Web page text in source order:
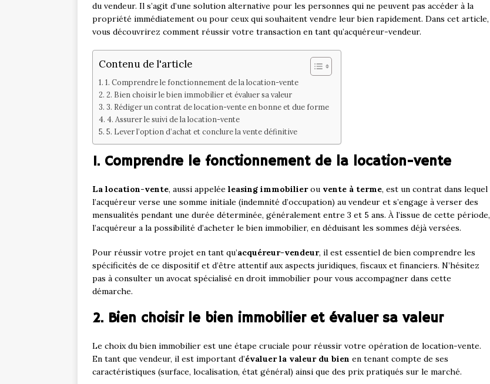
du vendeur. Il s’agit d’une solution alternative pour les personnes qui ne peuvent pas accéder à la
propriété immédiatement ou pour ceux qui souhaitent vendre leur bien rapidement. Dans cet article,
vous découvrirez comment réussir votre transaction en tant qu’acquéreur-vendeur.
Contenu de l'article
1. Comprendre le fonctionnement de la location-vente
2. Bien choisir le bien immobilier et évaluer sa valeur
3. Rédiger un contrat de location-vente en bonne et due forme
4. Assurer le suivi de la location-vente
5. Lever l’option d’achat et conclure la vente définitive
1. Comprendre le fonctionnement de la location-vente
La location-vente, aussi appelée leasing immobilierou vente à terme, est un contrat dans lequel
l’acquéreur verse une somme initiale (indemnité d’occupation) au vendeur et s’engage à verser des
mensualités pendant une durée déterminée, généralement entre 3 et 5 ans. À l’issue de cette période,
l’acquéreur a la possibilité d’acheter le bien immobilier, en déduisant les sommes déjà versées.
Pour réussir votre projet en tant qu’acquéreur-vendeur, il est essentiel de bien comprendre les
spécificités de ce dispositif et d’être attentif aux aspects juridiques, fiscaux et financiers. N’hésitez
pas à consulter un avocat spécialisé en droit immobilier pour vous accompagner dans cette
démarche.
2. Bien choisir le bien immobilier et évaluer sa valeur
Le choix du bien immobilier est une étape cruciale pour réussir votre opération de location-vente.
En tant que vendeur, il est important d’évaluer la valeur du bien en tenant compte de ses
caractéristiques (surface, localisation, état général) ainsi que des prix pratiqués sur le marché.